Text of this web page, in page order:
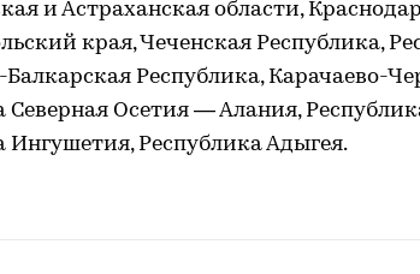
и Астраханская области,
края, Чеченская Республика,
Республика, Карачаево-
Северная Осетия — Алания,
Ингушетия, Республика Адыгея.